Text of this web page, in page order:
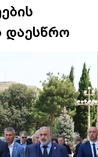
დაესწრო